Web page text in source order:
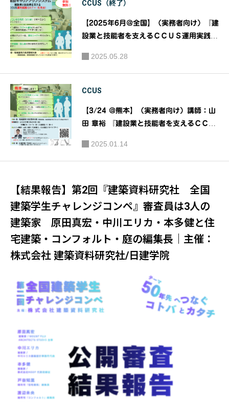
CCUS（終了）
【2025年6月@全国】（実務者向け）『建
設業と技能者を支えるＣＣＵＳ運用実践セ
2025.05.28
CCUS
【3/24 @熊本】（実務者向け）講師：山
田 章裕 『建設業と技能者を支えるＣＣＵ
設業振興基金
2025.01.14
【結果報告】第2回『建築資料研究社 全国
建築学生チャレンジコンペ』審査員は3人の
建築家 原田真宏・中川エリカ・本多健と住
宅建築・コンフォルト・庭の編集長｜主催：
株式会社 建築資料研究社/日建学院